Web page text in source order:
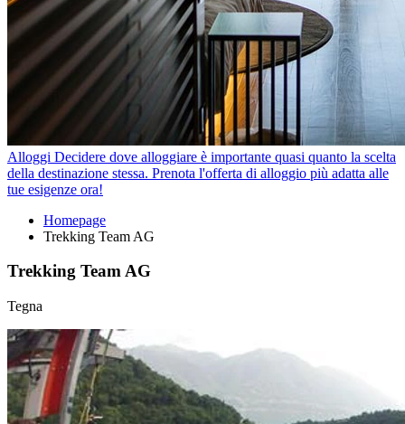
Alloggi Decidere dove alloggiare è importante quasi quanto la scelta
della destinazione stessa. Prenota l'offerta di alloggio più adatta alle
tue esigenze ora!
Homepage
Trekking Team AG
Trekking Team AG
Tegna